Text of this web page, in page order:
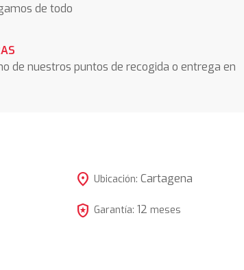
de todo
de nuestros puntos de recogida o entrega en
location_on Ubicación: Cartagena
local_police Garantía: 12 meses